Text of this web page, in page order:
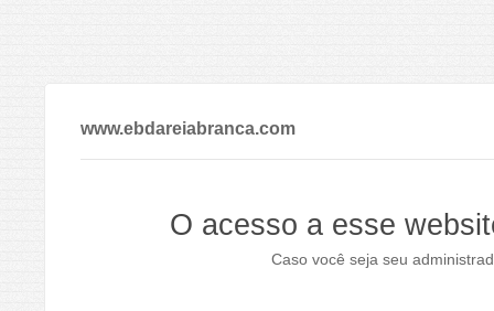
www.ebdareiabranca.com
O acesso a esse
Caso você seja seu